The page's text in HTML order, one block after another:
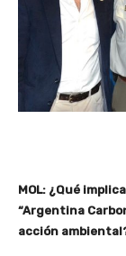
MOL: ¿Qué
“Argentina
acción